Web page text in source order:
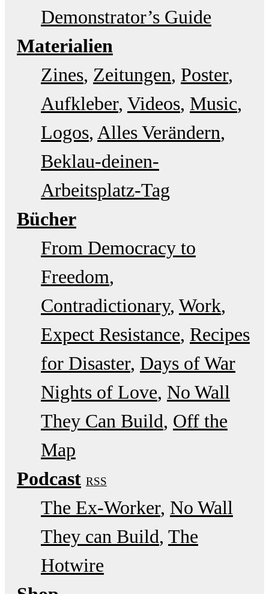
Demonstrator’s Guide
Materialien
Zines Zeitungen Poster
Aufkleber Videos Music
Logos Alles Verändern
Beklau-deinen-
Arbeitsplatz-Tag
Bücher
From Democracy to
Freedom
Contradictionary Work
Expect Resistance Recipes
for Disaster Days of War
Nights of Love No Wall
They Can Build Off the
Map
Podcast RSS
The Ex-Worker No Wall
They can Build The
Hotwire